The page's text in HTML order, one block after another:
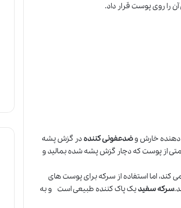
را روی پوست قرار داد.
دهنده خارش وضدعفونی کنندهدر گزش پشه
از پوست که دچار گزش پشه شده بمالید و
کند، اما استفاده از سرکه برای پوست های
سرکه سفیدیک پاک کننده طبیعی است و به